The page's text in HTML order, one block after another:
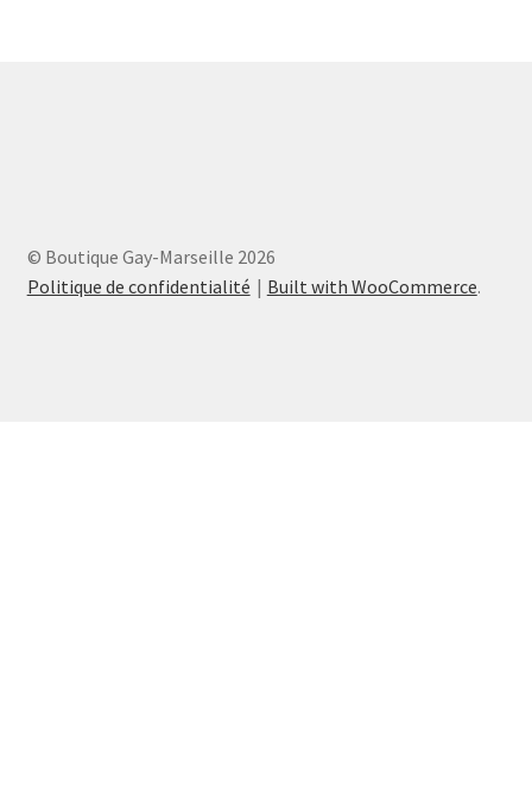
© Boutique Gay-Marseille 2026
Politique de confidentialité
Built with WooCommerce.